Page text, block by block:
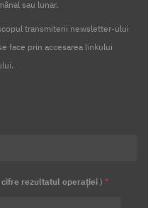
sau lunar.
transmiterii newsletter-ului
face prin accesarea linkului
cifre rezultatul operației ) *